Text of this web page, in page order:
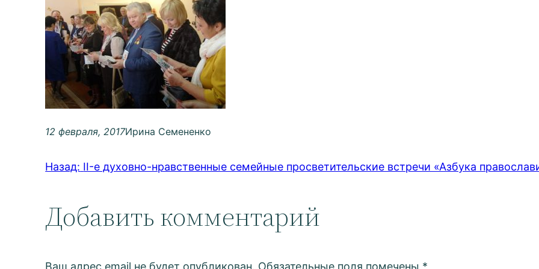
12 февраля, 2017Ирина Семененко
Назад: II-е духовно-нравственные семейные просветительские встречи «Азбука
Добавить комментарий
Ваш адрес email не будет опубликован. Обязательные поля помечены *